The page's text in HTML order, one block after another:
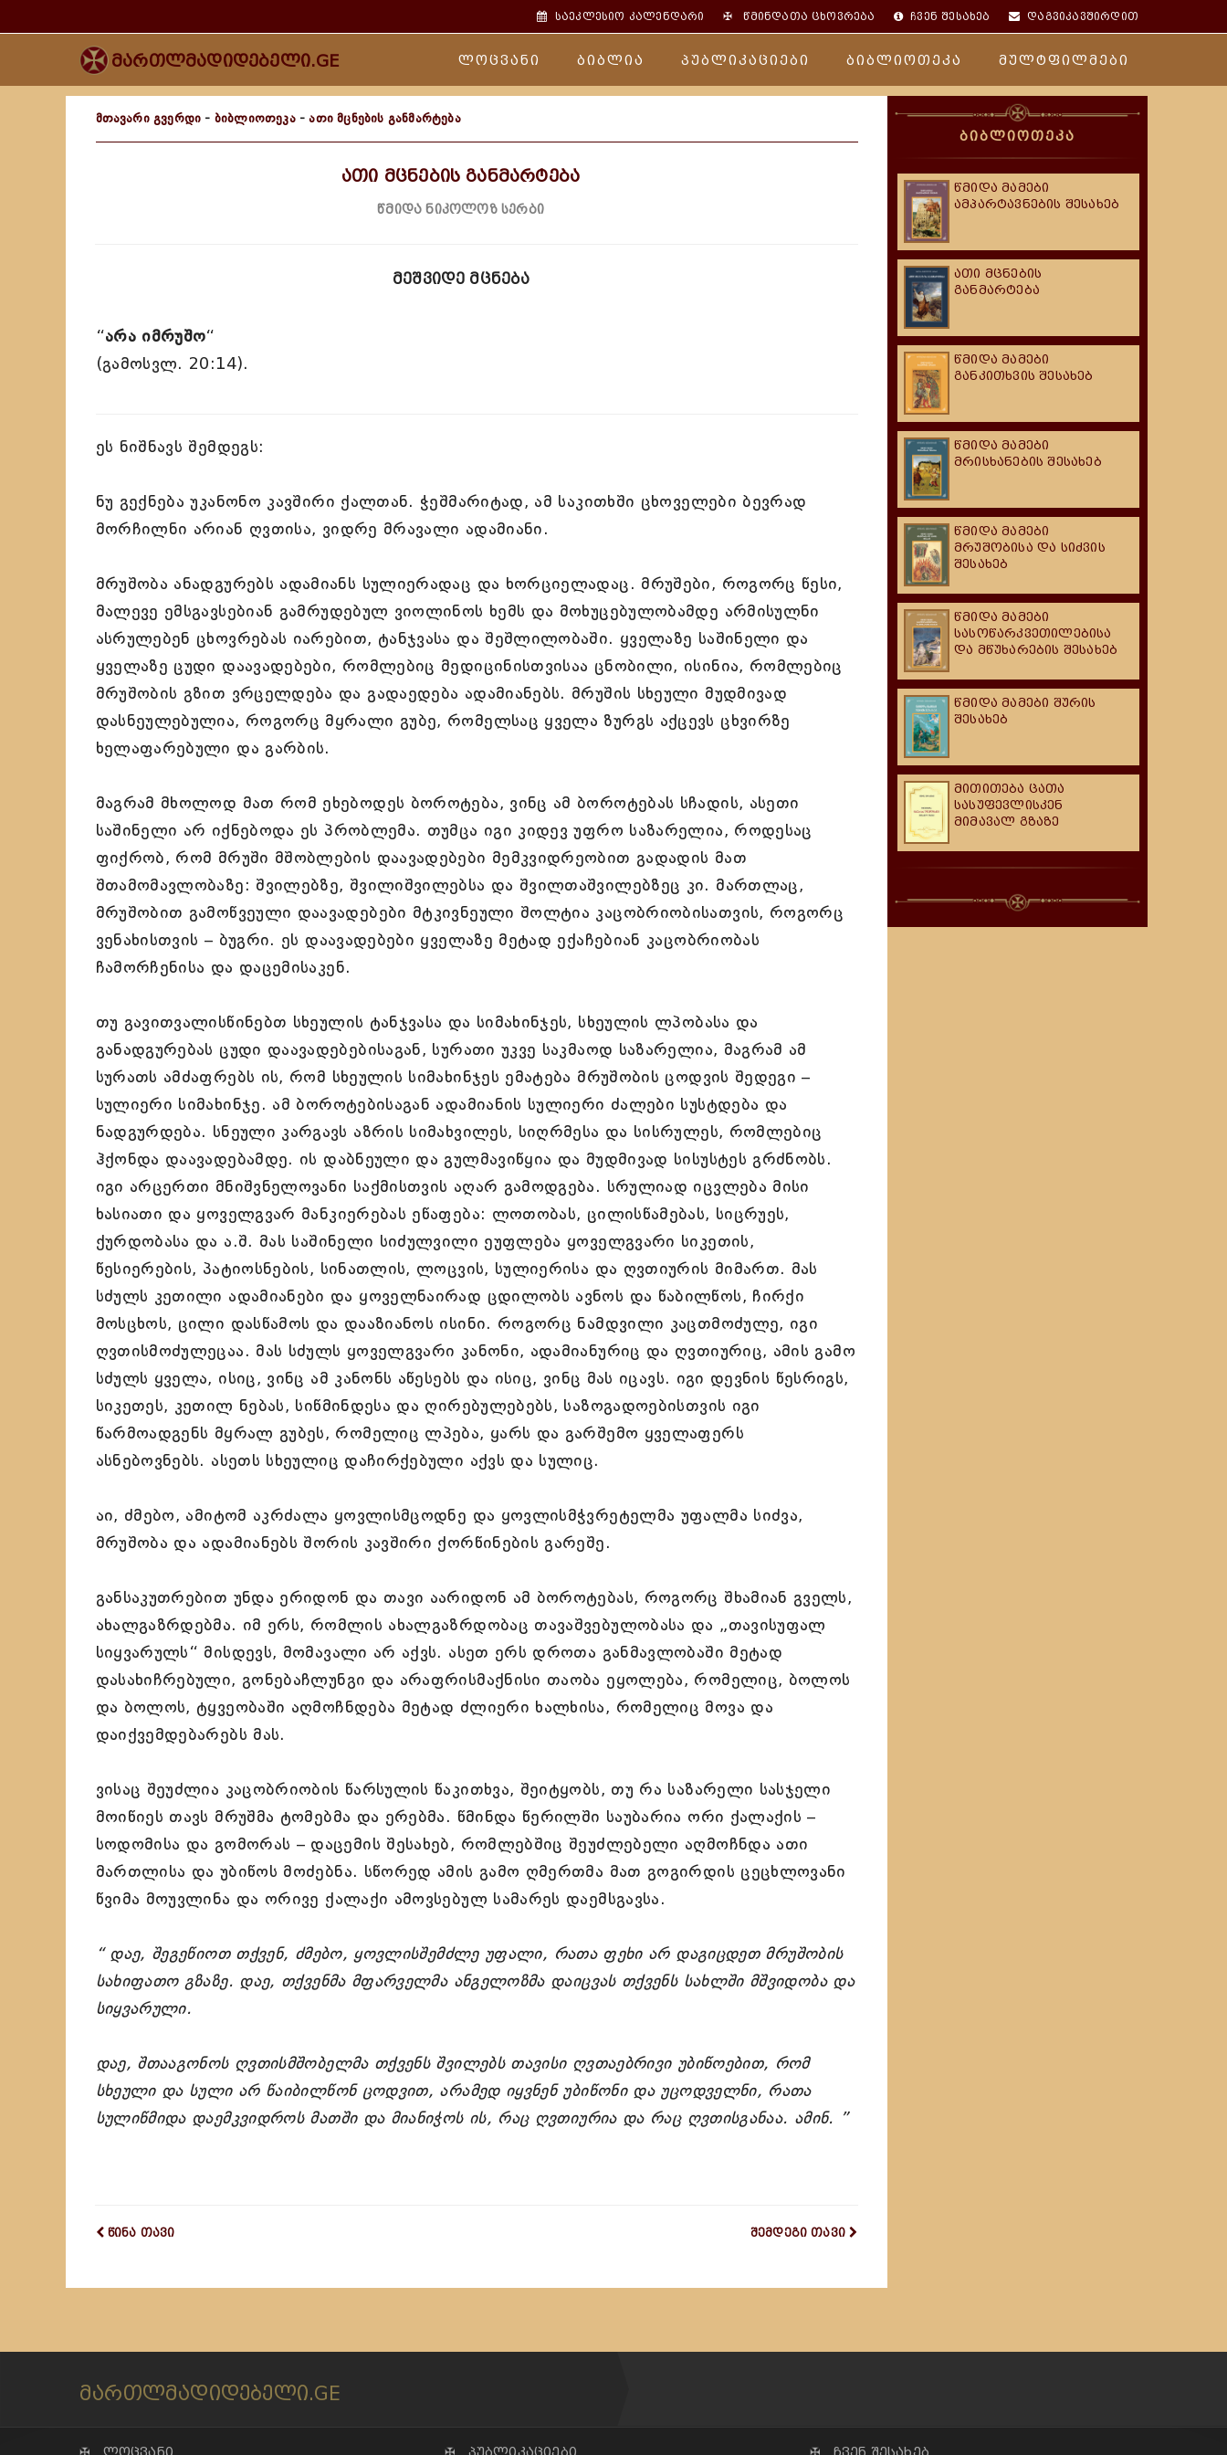
საეკლესიო კალენდარი ✠წმინდათა ცხოვრება ჩვენ შესახებ დაგვიკავშირდით
მართლმადიდებელი.GE ლოცვანი ბიბლია პუბლიკაციები ბიბლიოთეკა მულტფილმები
მთავარი გვერდი - ბიბლიოთეკა-ათი მცნების განმარტება
ათი მცნების განმარტება
წმიდა ნიკოლოზ სერბი
მეშვიდე მცნება
“არა იმრუშო“
(გამოსვლ. 20:14).
ეს ნიშნავს შემდეგს:
ნუ გექნება უკანონო კავშირი ქალთან. ჭეშმარიტად, ამ საკითხში ცხოველები ბევრად
მორჩილნი არიან ღვთისა, ვიდრე მრავალი ადამიანი.
მრუშობა ანადგურებს ადამიანს სულიერადაც და ხორციელადაც. მრუშები, როგორც წესი,
მალევე ემსგავსებიან გამრუდებულ ვიოლინოს ხემს და მოხუცებულობამდე არმისულნი
ასრულებენ ცხოვრებას იარებით, ტანჯვასა და შეშლილობაში. ყველაზე საშინელი და
ყველაზე ცუდი დაავადებები, რომლებიც მედიცინისთვისაა ცნობილი, ისინია, რომლებიც
მრუშობის გზით ვრცელდება და გადაედება ადამიანებს. მრუშის სხეული მუდმივად
დასნეულებულია, როგორც მყრალი გუბე, რომელსაც ყველა ზურგს აქცევს ცხვირზე
ხელაფარებული და გარბის.
მაგრამ მხოლოდ მათ რომ ეხებოდეს ბოროტება, ვინც ამ ბოროტებას სჩადის, ასეთი
საშინელი არ იქნებოდა ეს პრობლემა. თუმცა იგი კიდევ უფრო საზარელია, როდესაც
ფიქრობ, რომ მრუში მშობლების დაავადებები მემკვიდრეობით გადადის მათ
შთამომავლობაზე: შვილებზე, შვილიშვილებსა და შვილთაშვილებზეც კი. მართლაც,
მრუშობით გამოწვეული დაავადებები მტკივნეული შოლტია კაცობრიობისათვის, როგორც
ვენახისთვის – ბუგრი. ეს დაავადებები ყველაზე მეტად ექაჩებიან კაცობრიობას
ჩამორჩენისა და დაცემისაკენ.
თუ გავითვალისწინებთ სხეულის ტანჯვასა და სიმახინჯეს, სხეულის ლპობასა და
განადგურებას ცუდი დაავადებებისაგან, სურათი უკვე საკმაოდ საზარელია, მაგრამ ამ
სურათს ამძაფრებს ის, რომ სხეულის სიმახინჯეს ემატება მრუშობის ცოდვის შედეგი –
სულიერი სიმახინჯე. ამ ბოროტებისაგან ადამიანის სულიერი ძალები სუსტდება და
ნადგურდება. სნეული კარგავს აზრის სიმახვილეს, სიღრმესა და სისრულეს, რომლებიც
ჰქონდა დაავადებამდე. ის დაბნეული და გულმავიწყია და მუდმივად სისუსტეს გრძნობს.
იგი არცერთი მნიშვნელოვანი საქმისთვის აღარ გამოდგება. სრულიად იცვლება მისი
ხასიათი და ყოველგვარ მანკიერებას ეწაფება: ლოთობას, ცილისწამებას, სიცრუეს,
ქურდობასა და ა.შ. მას საშინელი სიძულვილი ეუფლება ყოველგვარი სიკეთის,
წესიერების, პატიოსნების, სინათლის, ლოცვის, სულიერისა და ღვთიურის მიმართ. მას
სძულს კეთილი ადამიანები და ყოველნაირად ცდილობს ავნოს და წაბილწოს, ჩირქი
მოსცხოს, ცილი დასწამოს და დააზიანოს ისინი. როგორც ნამდვილი კაცთმოძულე, იგი
ღვთისმოძულეცაა. მას სძულს ყოველგვარი კანონი, ადამიანურიც და ღვთიურიც, ამის გამო
სძულს ყველა, ისიც, ვინც ამ კანონს აწესებს და ისიც, ვინც მას იცავს. იგი დევნის წესრიგს,
სიკეთეს, კეთილ ნებას, სიწმინდესა და ღირებულებებს, საზოგადოებისთვის იგი
წარმოადგენს მყრალ გუბეს, რომელიც ლპება, ყარს და გარშემო ყველაფერს
ასნებოვნებს. ასეთს სხეულიც დაჩირქებული აქვს და სულიც.
აი, ძმებო, ამიტომ აკრძალა ყოვლისმცოდნე და ყოვლისმჭვრეტელმა უფალმა სიძვა,
მრუშობა და ადამიანებს შორის კავშირი ქორწინების გარეშე.
განსაკუთრებით უნდა ერიდონ და თავი აარიდონ ამ ბოროტებას, როგორც შხამიან გველს,
ახალგაზრდებმა. იმ ერს, რომლის ახალგაზრდობაც თავაშვებულობასა და „თავისუფალ
სიყვარულს“ მისდევს, მომავალი არ აქვს. ასეთ ერს დროთა განმავლობაში მეტად
დასახიჩრებული, გონებაჩლუნგი და არაფრისმაქნისი თაობა ეყოლება, რომელიც, ბოლოს
და ბოლოს, ტყვეობაში აღმოჩნდება მეტად ძლიერი ხალხისა, რომელიც მოვა და
დაიქვემდებარებს მას.
ვისაც შეუძლია კაცობრიობის წარსულის წაკითხვა, შეიტყობს, თუ რა საზარელი სასჯელი
მოიწიეს თავს მრუშმა ტომებმა და ერებმა. წმინდა წერილში საუბარია ორი ქალაქის –
სოდომისა და გომორას – დაცემის შესახებ, რომლებშიც შეუძლებელი აღმოჩნდა ათი
მართლისა და უბიწოს მოძებნა. სწორედ ამის გამო ღმერთმა მათ გოგირდის ცეცხლოვანი
წვიმა მოუვლინა და ორივე ქალაქი ამოვსებულ სამარეს დაემსგავსა.
“დაე, შეგეწიოთ თქვენ, ძმებო, ყოვლისშემძლე უფალი, რათა ფეხი არ დაგიცდეთ მრუშობის
სახიფათო გზაზე. დაე, თქვენმა მფარველმა ანგელოზმა დაიცვას თქვენს სახლში მშვიდობა და
სიყვარული.
დაე, შთააგონოს ღვთისმშობელმა თქვენს შვილებს თავისი ღვთაებრივი უბიწოებით, რომ
სხეული და სული არ წაიბილწონ ცოდვით, არამედ იყვნენ უბიწონი და უცოდველნი, რათა
სულიწმიდა დაემკვიდროს მათში და მიანიჭოს ის, რაც ღვთიურია და რაც ღვთისგანაა. ამინ. ”
წინა თავი შემდეგი თავი
ბიბლიოთეკა
წმიდა მამები
ამპარტავნების შესახებ
ათი მცნების
განმარტება
წმიდა მამები
განკითხვის შესახებ
წმიდა მამები
მრისხანების შესახებ
წმიდა მამები
მრუშობისა და სიძვის
შესახებ
წმიდა მამები
სასოწარკვეთილებისა
და მწუხარების შესახებ
წმიდა მამები შურის
შესახებ
მითითება ცათა
სასუფევლისკენ
მიმავალ გზაზე
მართლმადიდებელი.GE